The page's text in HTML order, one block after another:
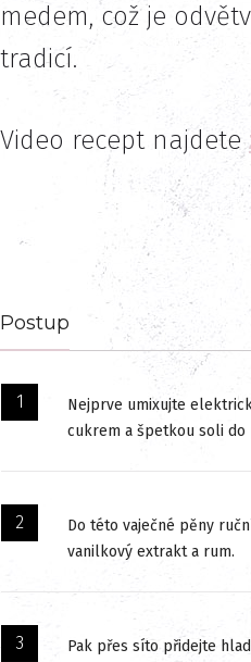
medem, což je
tradicí.
Video recept najdete
Postup
Nejprve umixujte
cukrem a špetkou soli do
Do této vaječné pěny
vanilkový extrakt a rum.
Pak přes síto přidejte